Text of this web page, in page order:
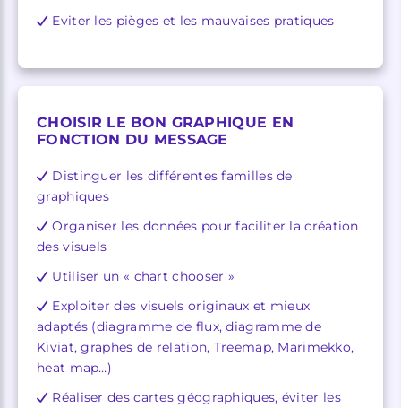
Eviter les pièges et les mauvaises pratiques
CHOISIR LE BON GRAPHIQUE EN
FONCTION DU MESSAGE
Distinguer les différentes familles de
graphiques
Organiser les données pour faciliter la création
des visuels
Utiliser un « chart chooser »
Exploiter des visuels originaux et mieux
adaptés (diagramme de flux, diagramme de
Kiviat, graphes de relation, Treemap, Marimekko,
heat map…)
Réaliser des cartes géographiques, éviter les